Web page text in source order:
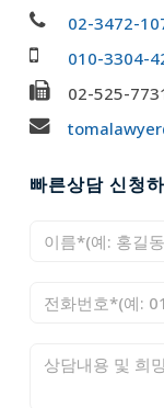
02-3472-
010-3304-
02-525-
빠른상담 신청